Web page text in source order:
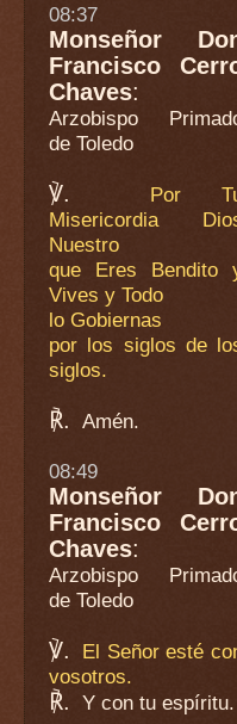
08:37
Monseñor
Francisco
Chaves:
Arzobispo
de Toledo
℣.
Por
Misericordia
Nuestro
que Eres Bendito
Vives y Todo
lo Gobiernas
por los siglos de
siglos.
℟. Amén.
08:49
Monseñor
Francisco
Chaves:
Arzobispo
de Toledo
℣.
El Señor esté
vosotros.
℟. Y con tu espíritu.